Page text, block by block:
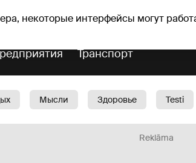
некоторые интерфейсы могут
Прогноз погоды Гороскопы
Транспорт
Мысли Здоровье Testi
Reklāma